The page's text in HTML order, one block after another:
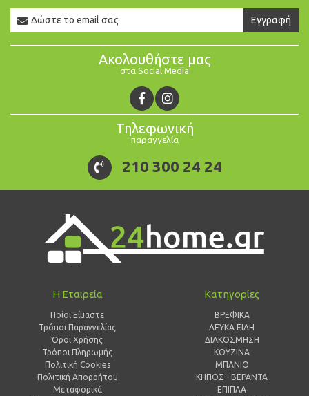
Newsletter
Email
Εγγραφή
Ακολουθήστε μας
στα Social Media
Τηλεφωνική
παραγγελία
210 300 24 24
Η Εταιρεία
Ποίοι Είμαστε
Τρόποι Παραγγελίας
Όροι Χρήσης
Τρόποι Πληρωμής
Πολιτική Cookies
Πολιτική Απορρήτου
Μεταφορικά
Κατηγορίες
ΒΡΕΦΙΚΑ
ΛΕΥΚΑ ΕΙΔΗ
ΔΙΑΚΟΣΜΗΣΗ
ΚΟΥΖΙΝΑ
ΜΠΑΝΙΟ
ΚΗΠΟΣ - ΒΕΡΑΝΤΑ
ΕΠΙΠΛΑ